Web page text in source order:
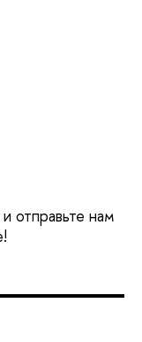
отправьте нам